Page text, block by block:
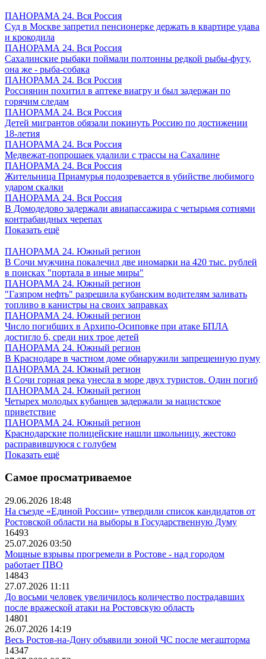
ПАНОРАМА 24. Вся Россия
Суд в Москве запретил пенсионерке держать в квартире удава
и крокодила
ПАНОРАМА 24. Вся Россия
Сахалинские рыбаки поймали полтонны редкой рыбы-фугу,
она же - рыба-собака
ПАНОРАМА 24. Вся Россия
Россиянин похитил в аптеке виагру и был задержан по
горячим следам
ПАНОРАМА 24. Вся Россия
Детей мигрантов обязали покинуть Россию по достижении
18-летия
ПАНОРАМА 24. Вся Россия
Медвежат-попрошаек удалили с трассы на Сахалине
ПАНОРАМА 24. Вся Россия
Жительница Приамурья подозревается в убийстве любимого
ударом скалки
ПАНОРАМА 24. Вся Россия
В Домодедово задержали авиапассажира с четырьмя сотнями
контрабандных черепах
Показать ещё
ПАНОРАМА 24. Южный регион
В Сочи мужчина покалечил две иномарки на 420 тыс. рублей
в поисках "портала в иные миры"
ПАНОРАМА 24. Южный регион
"Газпром нефть" разрешила кубанским водителям заливать
топливо в канистры на своих заправках
ПАНОРАМА 24. Южный регион
Число погибших в Архипо-Осиповке при атаке БПЛА
достигло 6, среди них трое детей
ПАНОРАМА 24. Южный регион
В Краснодаре в частном доме обнаружили запрещенную пуму
ПАНОРАМА 24. Южный регион
В Сочи горная река унесла в море двух туристов. Один погиб
ПАНОРАМА 24. Южный регион
Четырех молодых кубанцев задержали за нацистское
приветствие
ПАНОРАМА 24. Южный регион
Краснодарские полицейские нашли школьницу, жестоко
расправившуюся с голубем
Показать ещё
Самое просматриваемое
29.06.2026 18:48
На съезде «Единой России» утвердили список кандидатов от
Ростовской области на выборы в Государственную Думу
16493
25.07.2026 03:50
Мощные взрывы прогремели в Ростове - над городом
работает ПВО
14843
27.07.2026 11:11
До восьми человек увеличилось количество пострадавших
после вражеской атаки на Ростовскую область
14801
26.07.2026 14:19
Весь Ростов-на-Дону объявили зоной ЧС после мегашторма
14347